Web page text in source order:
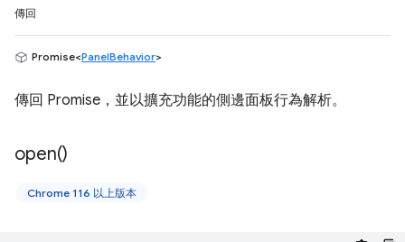
傳回
Promise<PanelBehavior>
傳回 Promise，並以擴充功能的側邊面板行為解析。
open()
Chrome 116 以上版本